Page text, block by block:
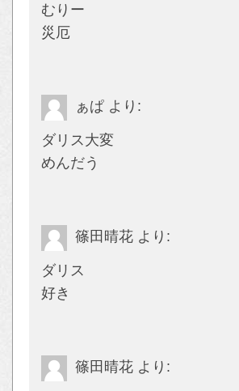
むりー
災厄
ぁぱ より:
ダリス大変
めんだう
篠田晴花 より:
ダリス
好き
篠田晴花 より: